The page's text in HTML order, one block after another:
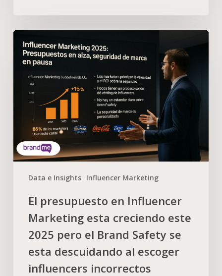
Data e Insights Influencer Marketing
El presupuesto en Influencer
Marketing esta creciendo este
2025 pero el Brand Safety se
esta descuidando al escoger
influencers incorrectos